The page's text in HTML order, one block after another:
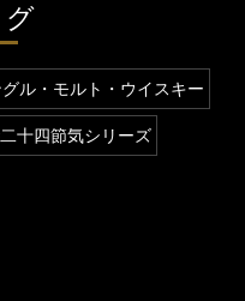
ル・モルト・ウイスキー
十四節気シリーズ